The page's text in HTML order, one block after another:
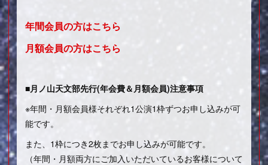
年間会員の方はこちら
月額会員の方はこちら
■月ノ山天文部先行(年会費＆月額会員)注意事項
※年間・月額会員様それぞれ1公演1枠ずつお申し込みが可
能です。
また、1枠につき2枚までお申し込みが可能です。
（年間・月額両方にご加入いただいているお客様について